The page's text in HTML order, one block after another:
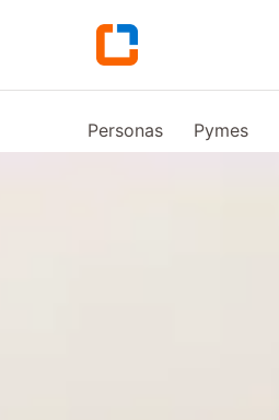
Personas Pymes